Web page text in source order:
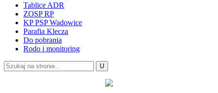
Tablice ADR
ZOSP RP
KP PSP Wadowice
Parafia Klecza
Do pobrania
Rodo i monitoring